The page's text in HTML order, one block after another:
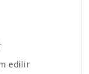
edilir